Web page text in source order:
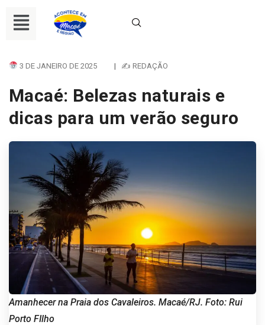
3 DE JANEIRO DE 2025 | ✍ REDAÇÃO
Macaé: Belezas naturais e
dicas para um verão seguro
Amanhecer na Praia dos Cavaleiros. Macaé/RJ. Foto: Rui
Porto FIlho